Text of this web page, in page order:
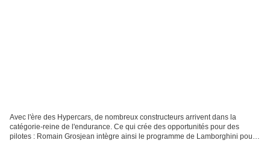
Avec l'ère des Hypercars, de nombreux constructeurs arrivent dans la
catégorie-reine de l'endurance. Ce qui crée des opportunités pour des
pilotes : Romain Grosjean intègre ainsi le programme de Lamborghini pour